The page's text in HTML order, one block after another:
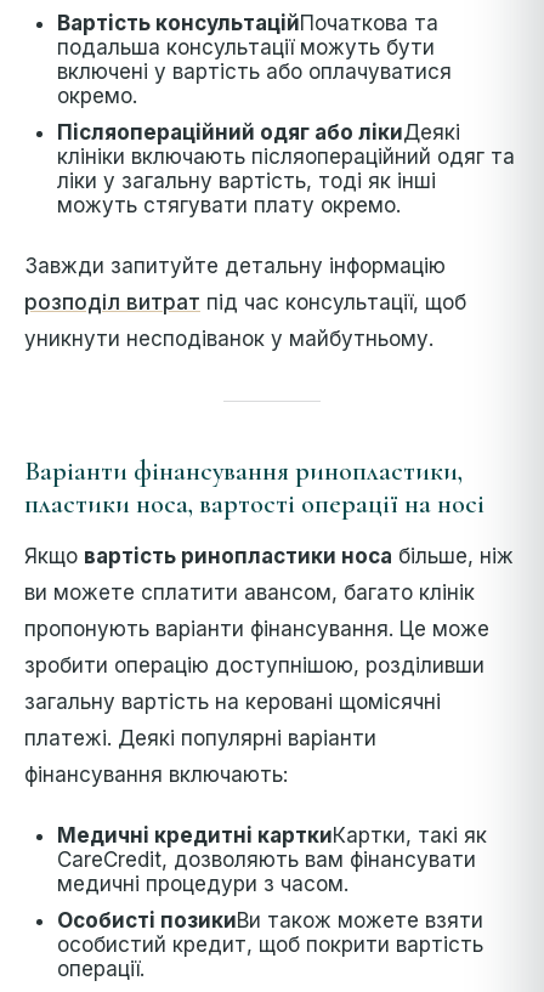
Вартість консультаційПочаткова та
подальша консультації можуть бути
включені у вартість або оплачуватися
окремо.
Післяопераційний одяг або лікиДеякі
клініки включають післяопераційний одяг та
ліки у загальну вартість, тоді як інші
можуть стягувати плату окремо.
Завжди запитуйте детальну інформацію
розподіл витрат під час консультації, щоб
уникнути несподіванок у майбутньому.
Варіанти фінансування ринопластики,
пластики носа, вартості операції на носі
Якщо вартість ринопластики носа більше, ніж
ви можете сплатити авансом, багато клінік
пропонують варіанти фінансування. Це може
зробити операцію доступнішою, розділивши
загальну вартість на керовані щомісячні
платежі. Деякі популярні варіанти
фінансування включають:
Медичні кредитні карткиКартки, такі як
CareCredit, дозволяють вам фінансувати
медичні процедури з часом.
Особисті позикиВи також можете взяти
особистий кредит, щоб покрити вартість
операції.